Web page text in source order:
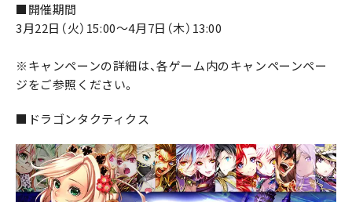
■開催期間
3月22日（火）15:00～4月7日（木）13:00
※キャンペーンの詳細は、各ゲーム内のキャンペーンペー
ジをご参照ください。
■ドラゴンタクティクス